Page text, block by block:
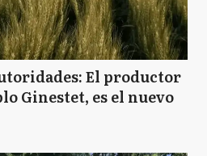
El productor
Ginestet, es el nuevo